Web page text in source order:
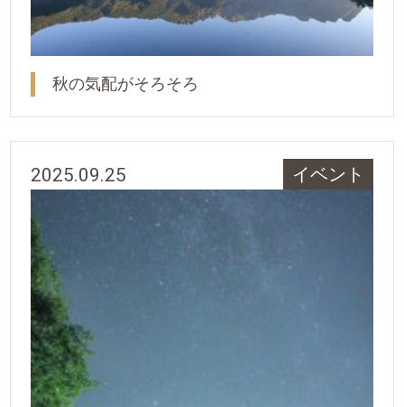
秋の気配がそろそろ
2025.09.25 イベント